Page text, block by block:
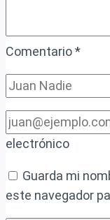
Comentario*
electrónico
Guarda mi
este navegador